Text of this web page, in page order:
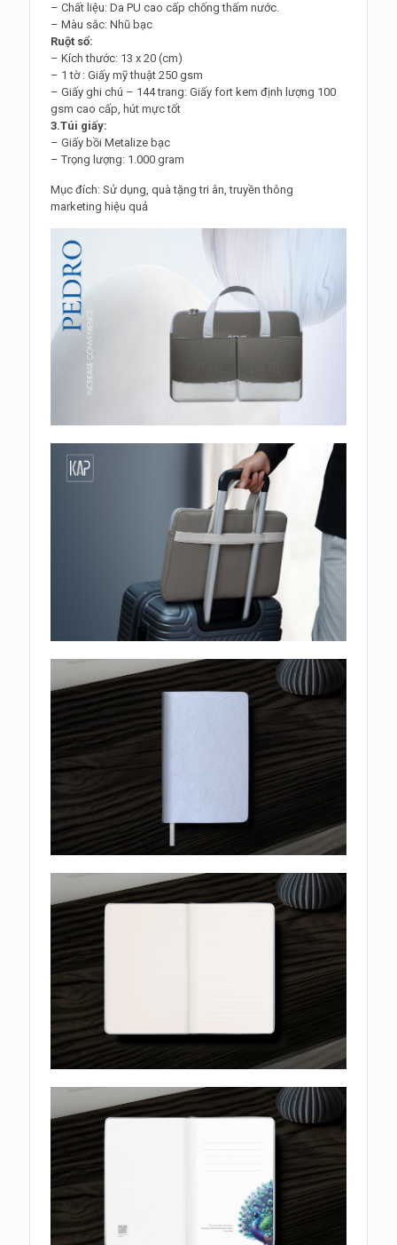
– Chất liệu: Da PU cao cấp chống thấm nước.
– Màu sắc: Nhũ bạc
Ruột sổ:
– Kích thước: 13 x 20 (cm)
– 1 tờ : Giấy mỹ thuật 250 gsm
– Giấy ghi chú – 144 trang: Giấy fort kem định lượng 100
gsm cao cấp, hút mực tốt
3.Túi giấy:
– Giấy bồi Metalize bạc
– Trọng lượng: 1.000 gram
Mục đích: Sử dụng, quà tặng tri ân, truyền thông
marketing hiệu quả